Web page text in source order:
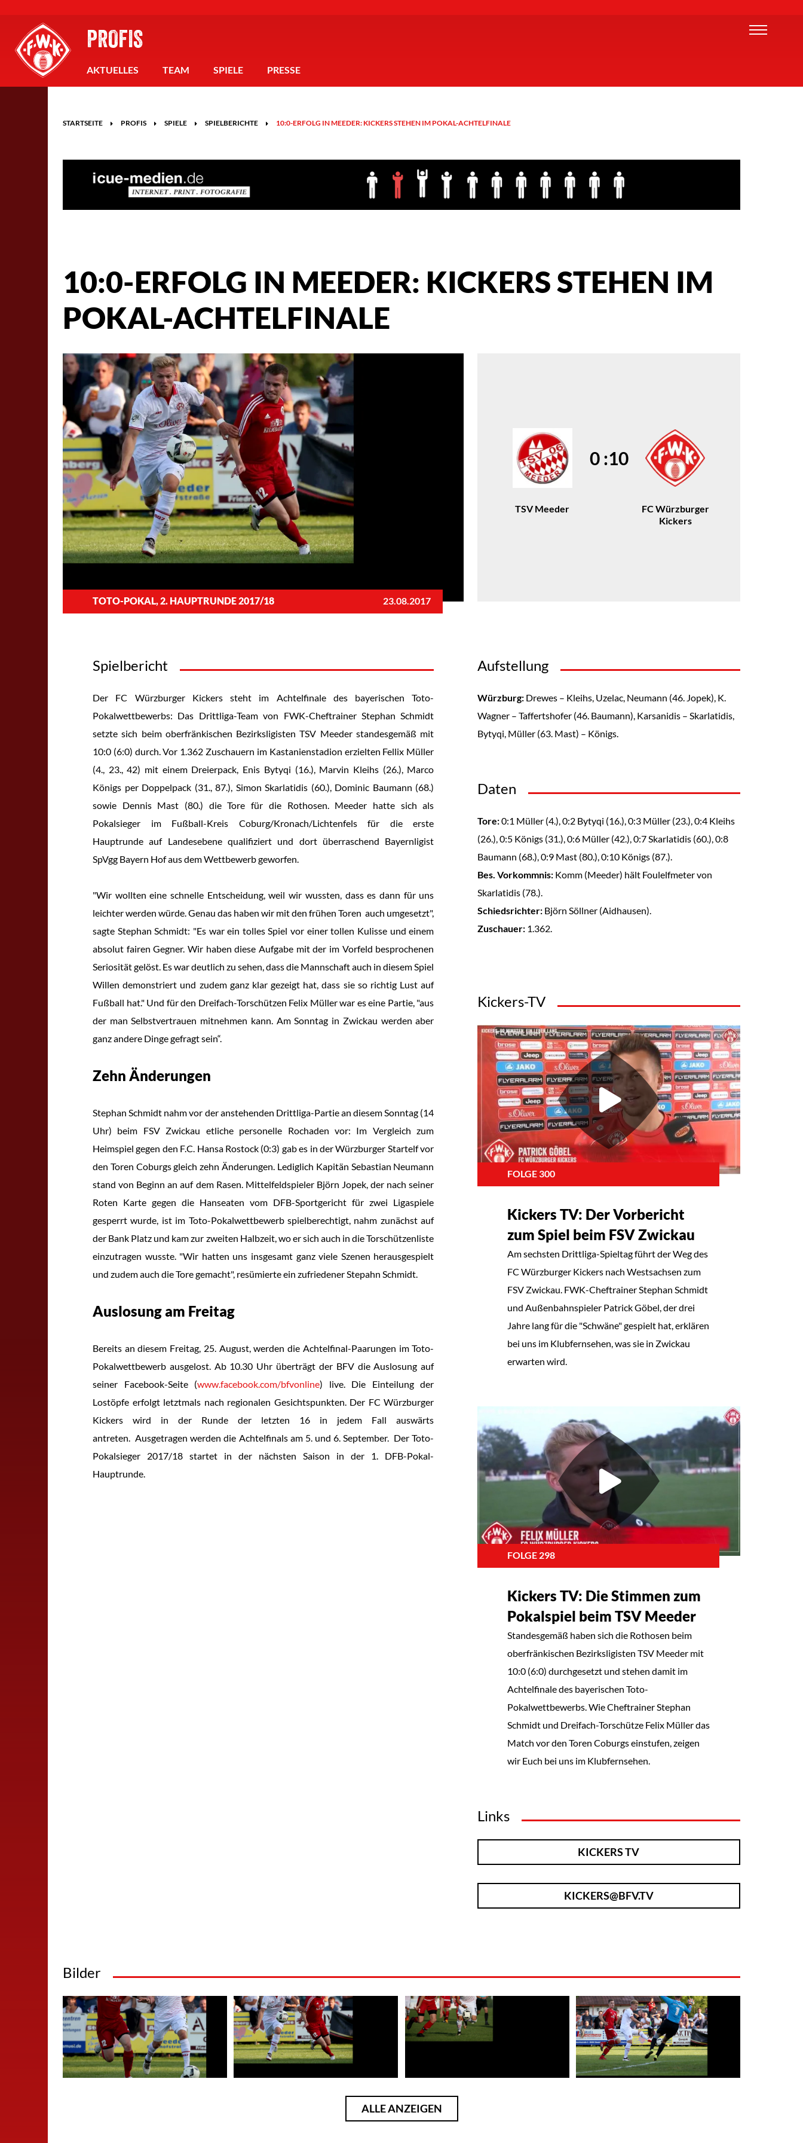
PROFIS
AKTUELLES TEAM SPIELE PRESSE
STARTSEITE PROFIS SPIELE SPIELBERICHTE 10:0-ERFOLG IN MEEDER: KICKERS STEHEN IM POKAL-ACHTELFINALE
10:0-ERFOLG IN MEEDER: KICKERS STEHEN IM
POKAL-ACHTELFINALE
TSV Meeder
0 :10
FC Würzburger
Kickers
TOTO-POKAL, 2. HAUPTRUNDE 2017/18 23.08.2017
Spielbericht
Der FC Würzburger Kickers steht im Achtelfinale des bayerischen Toto-
Pokalwettbewerbs: Das Drittliga-Team von FWK-Cheftrainer Stephan Schmidt
setzte sich beim oberfränkischen Bezirksligisten TSV Meeder standesgemäß mit
10:0 (6:0) durch. Vor 1.362 Zuschauern im Kastanienstadion erzielten Fellix Müller
(4., 23., 42) mit einem Dreierpack, Enis Bytyqi (16.), Marvin Kleihs (26.), Marco
Königs per Doppelpack (31., 87.), Simon Skarlatidis (60.), Dominic Baumann (68.)
sowie Dennis Mast (80.) die Tore für die Rothosen. Meeder hatte sich als
Pokalsieger im Fußball-Kreis Coburg/Kronach/Lichtenfels für die erste
Hauptrunde auf Landesebene qualifiziert und dort überraschend Bayernligist
SpVgg Bayern Hof aus dem Wettbewerb geworfen.
"Wir wollten eine schnelle Entscheidung, weil wir wussten, dass es dann für uns
leichter werden würde. Genau das haben wir mit den frühen Toren auch umgesetzt",
sagte Stephan Schmidt: "Es war ein tolles Spiel vor einer tollen Kulisse und einem
absolut fairen Gegner. Wir haben diese Aufgabe mit der im Vorfeld besprochenen
Seriosität gelöst. Es war deutlich zu sehen, dass die Mannschaft auch in diesem Spiel
Willen demonstriert und zudem ganz klar gezeigt hat, dass sie so richtig Lust auf
Fußball hat." Und für den Dreifach-Torschützen Felix Müller war es eine Partie, "aus
der man Selbstvertrauen mitnehmen kann. Am Sonntag in Zwickau werden aber
ganz andere Dinge gefragt sein“.
Zehn Änderungen
Stephan Schmidt nahm vor der anstehenden Drittliga-Partie an diesem Sonntag (14
Uhr) beim FSV Zwickau etliche personelle Rochaden vor: Im Vergleich zum
Heimspiel gegen den F.C. Hansa Rostock (0:3) gab es in der Würzburger Startelf vor
den Toren Coburgs gleich zehn Änderungen. Lediglich Kapitän Sebastian Neumann
stand von Beginn an auf dem Rasen. Mittelfeldspieler Björn Jopek, der nach seiner
Roten Karte gegen die Hanseaten vom DFB-Sportgericht für zwei Ligaspiele
gesperrt wurde, ist im Toto-Pokalwettbewerb spielberechtigt, nahm zunächst auf
der Bank Platz und kam zur zweiten Halbzeit, wo er sich auch in die Torschützenliste
einzutragen wusste. "Wir hatten uns insgesamt ganz viele Szenen herausgespielt
und zudem auch die Tore gemacht", resümierte ein zufriedener Stepahn Schmidt.
Auslosung am Freitag
Bereits an diesem Freitag, 25. August, werden die Achtelfinal-Paarungen im Toto-
Pokalwettbewerb ausgelost. Ab 10.30 Uhr überträgt der BFV die Auslosung auf
seiner Facebook-Seite (www.facebook.com/bfvonline) live. Die Einteilung der
Lostöpfe erfolgt letztmals nach regionalen Gesichtspunkten. Der FC Würzburger
Kickers wird in der Runde der letzten 16 in jedem Fall auswärts
antreten. Ausgetragen werden die Achtelfinals am 5. und 6. September. Der Toto-
Pokalsieger 2017/18 startet in der nächsten Saison in der 1. DFB-Pokal-
Hauptrunde.
Aufstellung
Würzburg:Drewes – Kleihs, Uzelac, Neumann (46. Jopek), K.
Wagner – Taffertshofer (46. Baumann), Karsanidis – Skarlatidis,
Bytyqi, Müller (63. Mast) – Königs.
Daten
Tore:0:1 Müller (4.), 0:2 Bytyqi (16.), 0:3 Müller (23.), 0:4 Kleihs
(26.), 0:5 Königs (31.), 0:6 Müller (42.), 0:7 Skarlatidis (60.), 0:8
Baumann (68.), 0:9 Mast (80.), 0:10 Königs (87.).
Bes. Vorkommnis:Komm (Meeder) hält Foulelfmeter von
Skarlatidis (78.).
Schiedsrichter:Björn Söllner (Aidhausen).
Zuschauer:1.362.
Kickers-TV
FOLGE 300
Kickers TV: Der Vorbericht
zum Spiel beim FSV Zwickau
Am sechsten Drittliga-Spieltag führt der Weg des
FC Würzburger Kickers nach Westsachsen zum
FSV Zwickau. FWK-Cheftrainer Stephan Schmidt
und Außenbahnspieler Patrick Göbel, der drei
Jahre lang für die "Schwäne" gespielt hat, erklären
bei uns im Klubfernsehen, was sie in Zwickau
erwarten wird.
FOLGE 298
Kickers TV: Die Stimmen zum
Pokalspiel beim TSV Meeder
Standesgemäß haben sich die Rothosen beim
oberfränkischen Bezirksligisten TSV Meeder mit
10:0 (6:0) durchgesetzt und stehen damit im
Achtelfinale des bayerischen Toto-
Pokalwettbewerbs. Wie Cheftrainer Stephan
Schmidt und Dreifach-Torschütze Felix Müller das
Match vor den Toren Coburgs einstufen, zeigen
wir Euch bei uns im Klubfernsehen.
Links
KICKERS TV
KICKERS@BFV.TV
Bilder
ALLE ANZEIGEN